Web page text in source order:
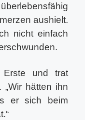
aushielt.
nicht einfach
Erste und trat
hätten ihn
er sich beim